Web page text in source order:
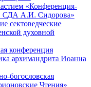
«Конференция-
СДА А.И. Сидорова»
сектоведческие
духовной
конференция
архимандрита Иоанна
богословская
Чтения»